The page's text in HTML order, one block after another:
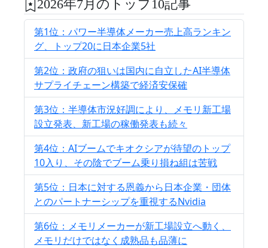
2026年7月のトップ10記事
第1位：パワー半導体メーカー売上高ランキン
グ、トップ20に日本企業5社
第2位：政府の狙いは国内に自立したAI半導体
サプライチェーン構築で経済安保確
第3位：半導体市況好調により、メモリ新工場
設立発表、新工場の稼働発表も続々
第4位：AIブームでキオクシアが待望のトップ
10入り、その陰でブーム乗り損ね組は苦戦
第5位：日本に対する恩義から日本企業・団体
とのパートナーシップを重視するNvidia
第6位：メモリメーカーが新工場設立へ動く、
メモリだけではなく成熟品も品薄に